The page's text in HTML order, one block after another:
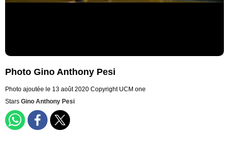
Photo Gino Anthony Pesi
Photo ajoutée le 13 août 2020 Copyright UCM one
Stars Gino Anthony Pesi